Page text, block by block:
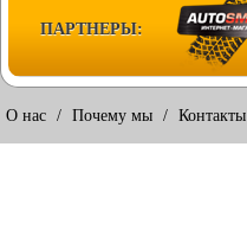
ПАРТНЕРЫ:
О нас / Почему мы / Контакты